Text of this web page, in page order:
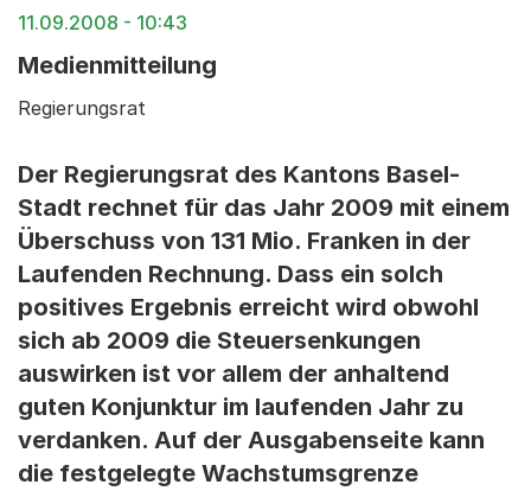
11.09.2008 - 10:43
Medienmitteilung
Regierungsrat
Der Regierungsrat des Kantons Basel-
Stadt rechnet für das Jahr 2009 mit einem
Überschuss von 131 Mio. Franken in der
Laufenden Rechnung. Dass ein solch
positives Ergebnis erreicht wird obwohl
sich ab 2009 die Steuersenkungen
auswirken ist vor allem der anhaltend
guten Konjunktur im laufenden Jahr zu
verdanken. Auf der Ausgabenseite kann
die festgelegte Wachstumsgrenze